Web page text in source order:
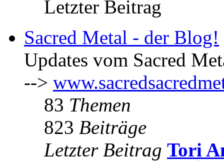
Letzter Beitrag
Sacred Metal - der Blog!
Updates vom Sacred
-->
83 Themen
823 Beiträge
Letzter Beitrag Tori